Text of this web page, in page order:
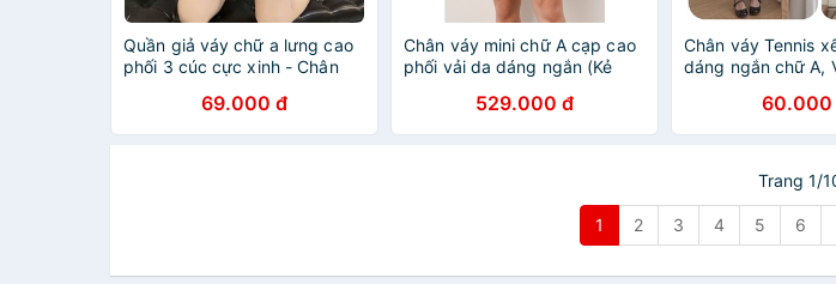
Quần giả váy chữ a lưng cao
phối 3 cúc cực xinh - Chân
69.000 đ
Chân váy mini chữ A cạp cao
phối vải da dáng ngắn (Kẻ
529.000 đ
Chân váy Tennis
dáng ngắn chữ A,
Hàn Quốc60.000
Trang 1/
1 2 3 4 5 6